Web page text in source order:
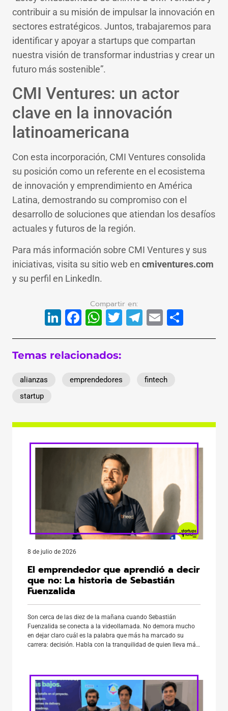
contribuir a su misión de impulsar la innovación en
sectores estratégicos. Juntos, trabajaremos para
identificar y apoyar a startups que compartan
nuestra visión de transformar industrias y crear un
futuro más sostenible”.
CMI Ventures: un actor
clave en la innovación
latinoamericana
Con esta incorporación, CMI Ventures consolida
su posición como un referente en el ecosistema
de innovación y emprendimiento en América
Latina, demostrando su compromiso con el
desarrollo de soluciones que atiendan los desafíos
actuales y futuros de la región.
Para más información sobre CMI Ventures y sus
iniciativas, visita su sitio web en cmiventures.com
y su perfil en LinkedIn.
LinkedIn
Facebook
WhatsApp
Twitter
Telegram
Email
Temas relacionados:
alianzas emprendedores
fintech
startup
8 de julio de 2026
El emprendedor que aprendió a decir
que no: La historia de Sebastián
Fuenzalida
Son cerca de las diez de la mañana cuando Sebastián
Fuenzalida se conecta a la videollamada. No demora mucho
en dejar claro cuál es la palabra que más ha marcado su
carrera: decisión. Habla con la tranquilidad de quien lleva más